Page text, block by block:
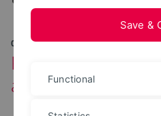
04/02/2025
Kurzer Aussetzer
am
Save &
Functional